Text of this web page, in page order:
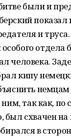
были и
показал
и
отдела
человека.
кипу
ним, так как, по
был схвачен
в